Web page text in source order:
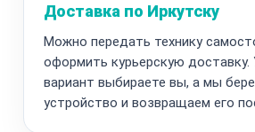
Доставка по Иркутску
Можно передать технику
оформить курьерскую
вариант выбираете вы, а мы
устройство и возвращаем его